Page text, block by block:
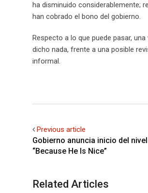
ha disminuido considerablemente;
han cobrado el bono del gobierno.
Respecto a lo que puede pasar,
dicho nada, frente a una posible
informal.
Previous article
Gobierno anuncia inicio del
“Because He Is Nice”
Related Articles